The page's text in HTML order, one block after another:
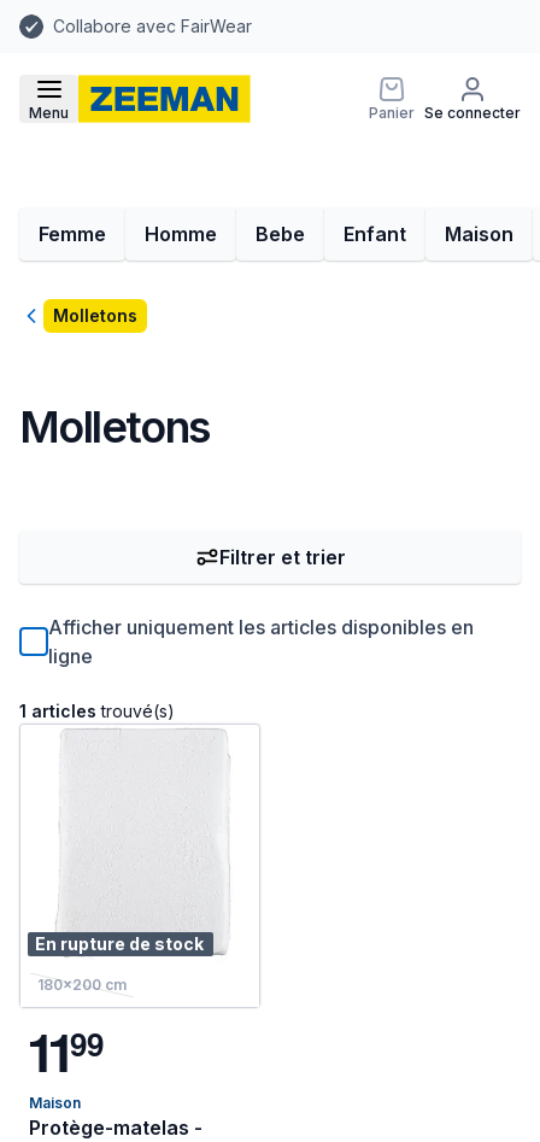
Collabore avec FairWear
Menu Panier Se connecter
Femme Homme Bebe Enfant Maison
RetourMolletons
Molletons
Afficher uniquement les articles disponibles en
ligne
1 articles trouvé(s)
Filtrer et trier
En rupture de stock
180x200 cm
1199
Maison
Protège-matelas -